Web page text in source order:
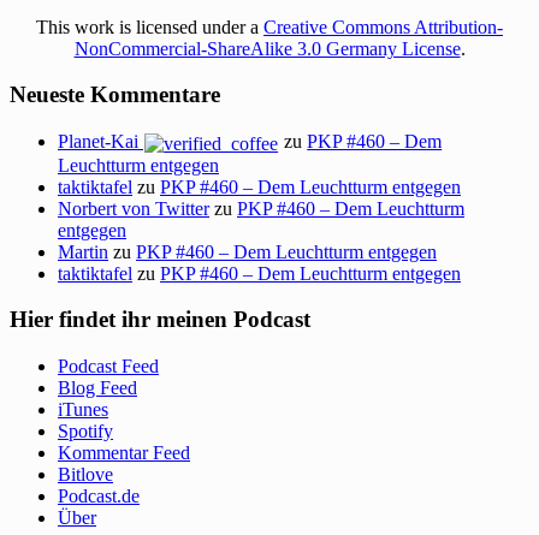
This work is licensed under a Creative Commons Attribution-
NonCommercial-ShareAlike 3.0 Germany License.
Neueste Kommentare
Planet-Kai zuPKP #460 – Dem
Leuchtturm entgegen
taktiktafel zu PKP #460 – Dem Leuchtturm entgegen
Norbert von Twitterzu PKP #460 – Dem Leuchtturm
entgegen
Martin zu PKP #460 – Dem Leuchtturm entgegen
taktiktafel zu PKP #460 – Dem Leuchtturm entgegen
Hier findet ihr meinen Podcast
Podcast Feed
Blog Feed
iTunes
Spotify
Kommentar Feed
Bitlove
Podcast.de
Über